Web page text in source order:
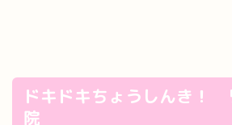
ドキドキちょうしんき！
院